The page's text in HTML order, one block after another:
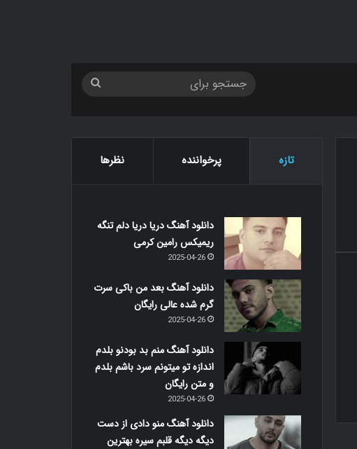
تازه پرخواننده نظرها
دانلود آهنگ دریا دریا دلم تنگه
ریمیکس رامین کرمی
2025-04-26
دانلود آهنگ بعد من باکی سرت
گرم شده عالی رایگان
2025-04-26
دانلود آهنگ منم بد بودنو بلدم
اندازه تو میتونم سرد باشم بلدم
و متن رایگان
2025-04-26
دانلود آهنگ منو دادی از دست
دیگه دیگه قلبم سیره بهترین